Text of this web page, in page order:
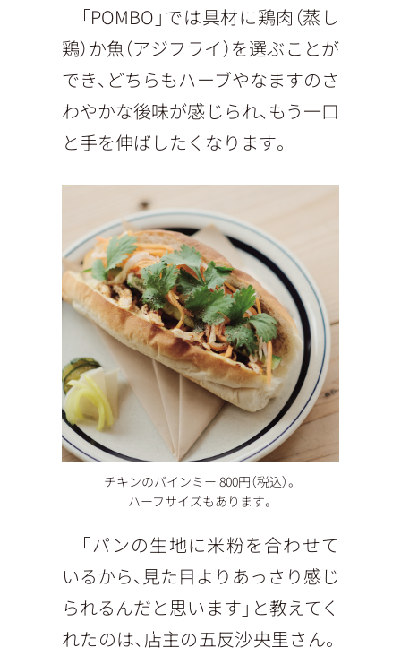
「POMBO」では具材に鶏肉（蒸し
鶏）か魚（アジフライ）を選ぶことが
でき、どちらもハーブやなますのさ
わやかな後味が感じられ、もう一口
と手を伸ばしたくなります。
チキンのバインミー 800円（税込）。
ハーフサイズもあります。
「パンの生地に米粉を合わせて
いるから、見た目よりあっさり感じ
られるんだと思います」と教えてく
れたのは、店主の五反沙央里さん。